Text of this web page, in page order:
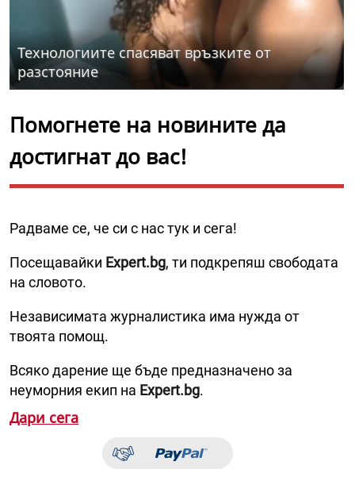
Технологиите спасяват връзките от
разстояние
Помогнете на новините да
достигнат до вас!
Радваме се, че си с нас тук и сега!
Посещавайки Expert.bg, ти подкрепяш свободата
на словото.
Независимата журналистика има нужда от
твоята помощ.
Всяко дарение ще бъде предназначено за
неуморния екип на Expert.bg.
Дари сега